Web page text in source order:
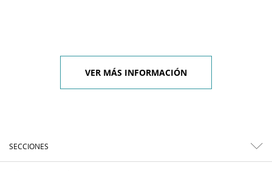
VER MÁS INFORMACIÓN
SECCIONES